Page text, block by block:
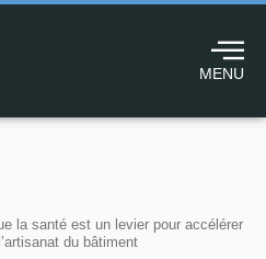
MENU
la santé est un levier pour accélérer
du bâtiment